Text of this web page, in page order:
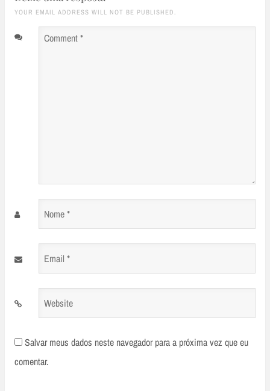
YOUR EMAIL ADDRESS WILL NOT BE PUBLISHED.
Comment
Nome
Email
Website
Salvar meus dados neste navegador para a próxima vez que eu
comentar.